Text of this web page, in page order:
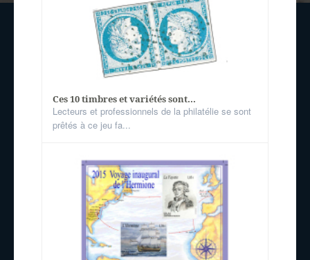
Ces 10 timbres et variétés sont...
Lecteurs et professionnels de la philatélie se sont
prêtés à ce jeu fa...